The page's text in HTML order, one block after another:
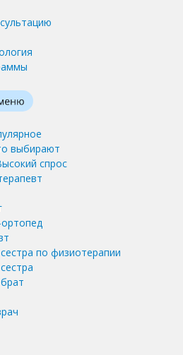
выбирают
спрос
по физиотерапии